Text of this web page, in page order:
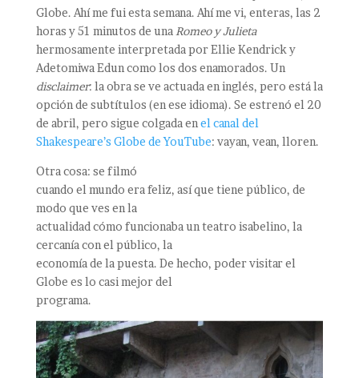
Globe. Ahí me fui esta semana. Ahí me vi, enteras, las 2
horas y 51 minutos de una Romeo y Julieta
hermosamente interpretada por Ellie Kendrick y
Adetomiwa Edun como los dos enamorados. Un
disclaimer: la obra se ve actuada en inglés, pero está la
opción de subtítulos (en ese idioma). Se estrenó el 20
de abril, pero sigue colgada en el canal del
Shakespeare’s Globe de YouTube: vayan, vean, lloren.
Otra cosa: se filmó
cuando el mundo era feliz, así que tiene público, de
modo que ves en la
actualidad cómo funcionaba un teatro isabelino, la
cercanía con el público, la
economía de la puesta. De hecho, poder visitar el
Globe es lo casi mejor del
programa.